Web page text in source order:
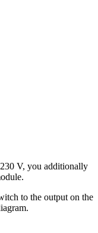
V, you additionally
to the output on the